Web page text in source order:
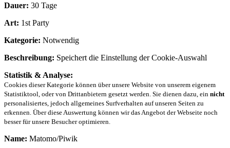
Dauer: 30 Tage
Art: 1st Party
Kategorie: Notwendig
Beschreibung: Speichert die Einstellung der Cookie-Auswahl
Statistik & Analyse:
Cookies dieser Kategorie können über unsere Website von unserem eigenem
Statistiktool, oder von Drittanbietern gesetzt werden. Sie dienen dazu, ein nicht
personalisiertes, jedoch allgemeines Surfverhalten auf unseren Seiten zu
erkennen. Über diese Auswertung können wir das Angebot der Webseite noch
besser für unsere Besucher optimieren.
Name: Matomo/Piwik